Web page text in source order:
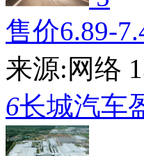
售价6.89-
来源:网络
6长城汽车